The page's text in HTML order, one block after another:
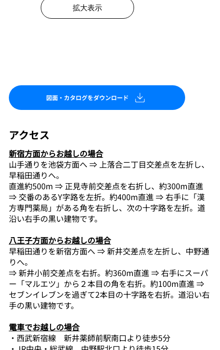
拡大表示
図面・カタログをダウンロード
アクセス
新宿方面からお越しの場合
山手通りを池袋方面へ ⇒ 上落合二丁目交差点を左折し、
早稲田通りへ。
直進約500m ⇒ 正見寺前交差点を右折し、約300m直進
⇒ 交番のあるY字路を左折。約400m直進 ⇒ 右手に「漢
方専門薬局」がある角を右折し、次の十字路を左折。道
沿い右手の黒い建物です。
八王子方面からお越しの場合
早稲田通りを新宿方面へ ⇒ 新井交差点を左折し、中野通
りへ。
⇒ 新井小前交差点を右折。約360m直進 ⇒ 右手にスーパ
ー「マルエツ」から２本目の角を右折。約100m直進 ⇒
セブンイレブンを過ぎて2本目の十字路を右折。道沿い右
手の黒い建物です。
電車でお越しの場合
・西武新宿線 新井薬師前駅南口より徒歩5分